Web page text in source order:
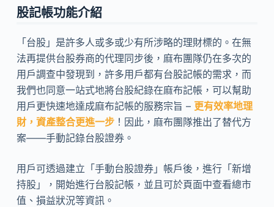
股記帳功能介紹
「台股」是許多人或多或少有所涉略的理財標的。在無
法再提供台股券商的代理同步後，麻布團隊仍在多次的
用戶調查中發現到，許多用戶都有台股記帳的需求，而
我們也同意一站式地將台股紀錄在麻布記帳，可以幫助
用戶更快速地達成麻布記帳的服務宗旨 – 更有效率地理
財，資產整合更進一步！因此，麻布團隊推出了替代方
案——手動記錄台股證券。
用戶可透過建立「手動台股證券」帳戶後，進行「新增
持股」，開始進行台股記帳，並且可於頁面中查看總市
值、損益狀況等資訊。